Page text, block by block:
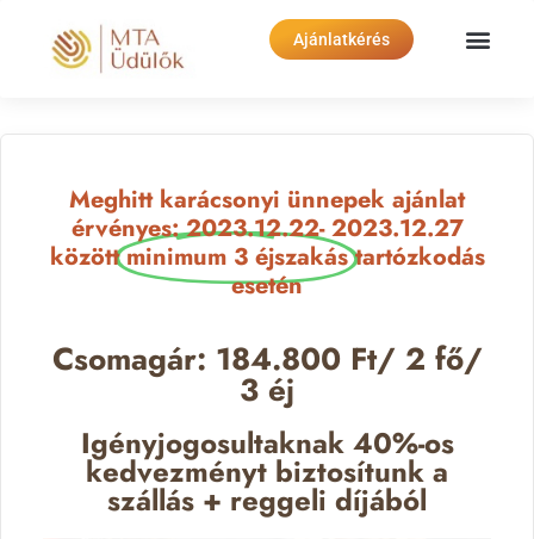
Ajánlatkérés
Meghitt karácsonyi ünnepek ajánlat
érvényes: 2023.12.22- 2023.12.27
között minimum 3 éjszakás tartózkodás
esetén
Csomagár: 184.800 Ft/ 2 fő/
3 éj
Igényjogosultaknak 40%-os
kedvezményt biztosítunk a
szállás + reggeli díjából